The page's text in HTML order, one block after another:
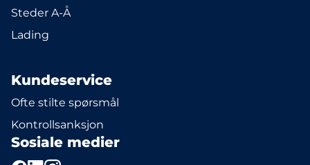
Steder A-Å
Lading
Kundeservice
Ofte stilte spørsmål
Kontrollsanksjon
Sosiale medier